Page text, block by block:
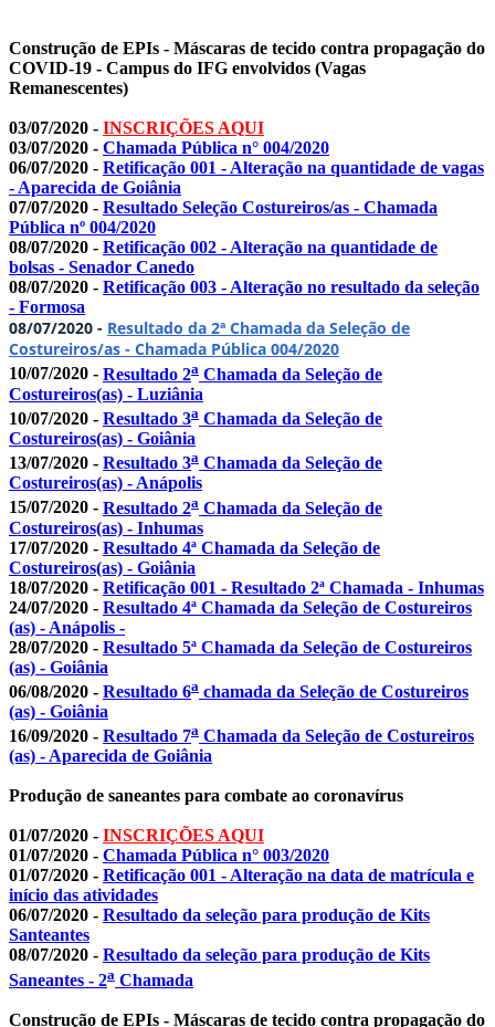
Construção de EPIs - Máscaras de tecido contra propagação do
COVID-19 - Campus do IFG envolvidos (Vagas
Remanescentes)
03/07/2020 - INSCRIÇÕES AQUI
03/07/2020 - Chamada Pública n° 004/2020
06/07/2020 - Retificação 001 - Alteração na quantidade de vagas
- Aparecida de Goiânia
07/07/2020 - Resultado Seleção Costureiros/as - Chamada
Pública nº 004/2020
08/07/2020 - Retificação 002 - Alteração na quantidade de
bolsas - Senador Canedo
08/07/2020 - Retificação 003 - Alteração no resultado da seleção
- Formosa
08/07/2020 - Resultado da 2ª Chamada da Seleção de
Costureiros/as - Chamada Pública 004/2020
10/07/2020 - Resultado 2a Chamada da Seleção de
Costureiros(as) - Luziânia
10/07/2020 - Resultado 3a Chamada da Seleção de
Costureiros(as) - Goiânia
13/07/2020 - Resultado 3a Chamada da Seleção de
Costureiros(as) - Anápolis
15/07/2020 - Resultado 2a Chamada da Seleção de
Costureiros(as) - Inhumas
17/07/2020 - Resultado 4ª Chamada da Seleção de
Costureiros(as) - Goiânia
18/07/2020 - Retificação 001 - Resultado 2ª Chamada - Inhumas
24/07/2020 - Resultado 4ª Chamada da Seleção de Costureiros
(as) - Anápolis -
28/07/2020 - Resultado 5ª Chamada da Seleção de Costureiros
(as) - Goiânia
06/08/2020 - Resultado 6a chamada da Seleção de Costureiros
(as) - Goiânia
16/09/2020 - Resultado 7a Chamada da Seleção de Costureiros
(as) - Aparecida de Goiânia
Produção de saneantes para combate ao coronavírus
01/07/2020 - INSCRIÇÕES AQUI
01/07/2020 - Chamada Pública n° 003/2020
01/07/2020 - Retificação 001 - Alteração na data de matrícula e
início das atividades
06/07/2020 - Resultado da seleção para produção de Kits
Santeantes
08/07/2020 - Resultado da seleção para produção de Kits
Saneantes - 2a Chamada
Construção de EPIs - Máscaras de tecido contra propagação do